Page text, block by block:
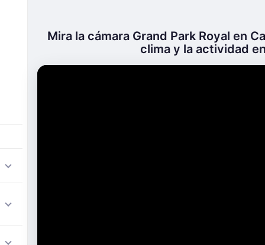
Mira la cámara Grand Park Royal en
clima y la actividad